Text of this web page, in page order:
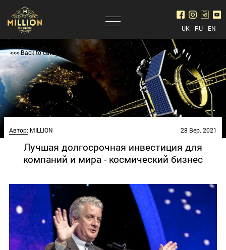
UK RU EN
<<< Back to category
Автор:MILLION 28 Вер. 2021
Лучшая долгосрочная инвестиция для
компаний и мира - космический бизнес